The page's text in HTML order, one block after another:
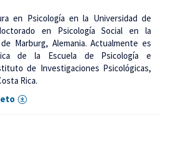
en Psicología en la Universidad de
en Psicología Social en la
Marburg, Alemania. Actualmente es
de la Escuela de Psicología e
de Investigaciones Psicológicas,
Rica.